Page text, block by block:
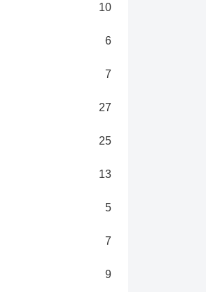
10
6
7
27
25
13
5
7
9